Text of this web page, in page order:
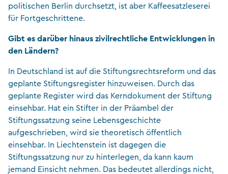
politischen Berlin durchsetzt, ist aber Kaffeesatzleserei
für Fortgeschrittene.
Gibt es darüber hinaus zivilrechtliche Entwicklungen in
den Ländern?
In Deutschland ist auf die Stiftungsrechtsreform und das
geplante Stiftungsregister hinzuweisen. Durch das
geplante Register wird das Kerndokument der Stiftung
einsehbar. Hat ein Stifter in der Präambel der
Stiftungssatzung seine Lebensgeschichte
aufgeschrieben, wird sie theoretisch öffentlich
einsehbar. In Liechtenstein ist dagegen die
Stiftungssatzung nur zu hinterlegen, da kann kaum
jemand Einsicht nehmen. Das bedeutet allerdings nicht,